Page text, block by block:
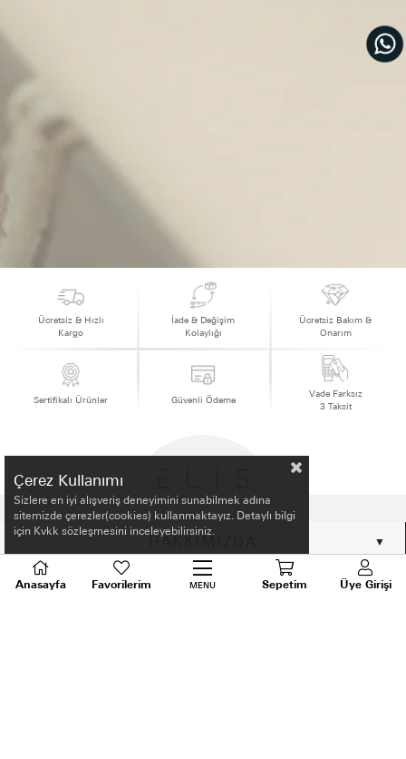
Ücretsiz & Hızlı
Kargo
İade & Değişim
Kolaylığı
Ücretsiz Bakım &
Onarım
Sertifikalı Ürünler Güvenli Ödeme
Vade Farksız
3 Taksit
ALIŞVERİŞ BİLGİLERİ
Çerez Kullanımı
Sizlere en iyi alışveriş deneyimini sunabilmek adına
sitemizde çerezler(cookies) kullanmaktayız. Detaylı bilgi
için Kvkk sözleşmesini inceleyebilirsiniz.
Anasayfa Favorilerim MENU Sepetim Üye Girişi